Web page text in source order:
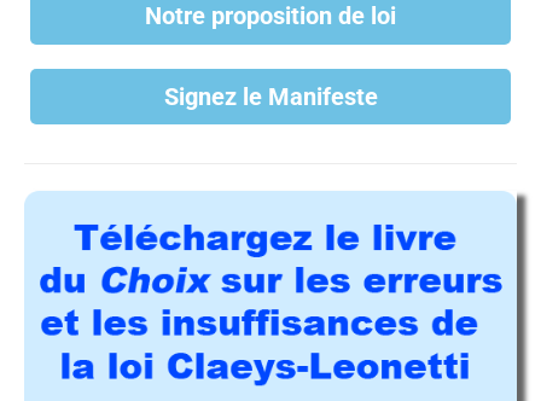
Notre proposition de loi
Signez le Manifeste